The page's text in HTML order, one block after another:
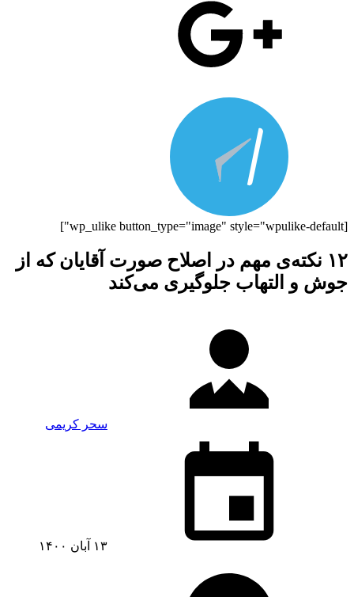
[wp_ulike button_type="image" style="wpulike-default"]
۱۲ نکته‌ی مهم در اصلاح صورت آقایان که از
جوش و التهاب جلوگیری می‌کند
سحر کریمی
۱۳ آبان ۱۴۰۰